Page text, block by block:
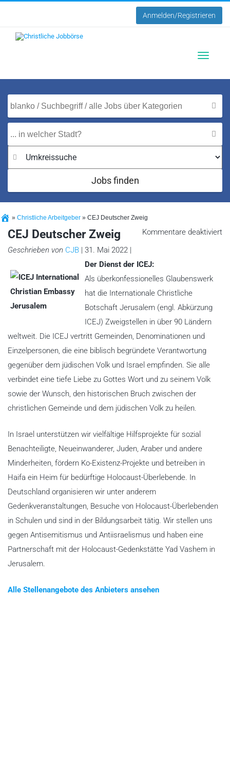
Anmelden/Registrieren
Jobs finden
» Christliche Arbeitgeber » CEJ Deutscher Zweig
Kommentare deaktiviert
CEJ Deutscher Zweig
Geschrieben von CJB | 31. Mai 2022 |
Der Dienst der ICEJ:
Als überkonfessionelles Glaubenswerk
hat die Internationale Christliche
Botschaft Jerusalem (engl. Abkürzung
ICEJ) Zweigstellen in über 90 Ländern
weltweit. Die ICEJ vertritt Gemeinden, Denominationen und
Einzelpersonen, die eine biblisch begründete Verantwortung
gegenüber dem jüdischen Volk und Israel empfinden. Sie alle
verbindet eine tiefe Liebe zu Gottes Wort und zu seinem Volk
sowie der Wunsch, den historischen Bruch zwischen der
christlichen Gemeinde und dem jüdischen Volk zu heilen.
In Israel unterstützen wir vielfältige Hilfsprojekte für sozial
Benachteiligte, Neueinwanderer, Juden, Araber und andere
Minderheiten, fördern Ko-Existenz-Projekte und betreiben in
Haifa ein Heim für bedürftige Holocaust-Überlebende. In
Deutschland organisieren wir unter anderem
Gedenkveranstaltungen, Besuche von Holocaust-Überlebenden
in Schulen und sind in der Bildungsarbeit tätig. Wir stellen uns
gegen Antisemitismus und Antiisraelismus und haben eine
Partnerschaft mit der Holocaust-Gedenkstätte Yad Vashem in
Jerusalem.
Alle Stellenangebote des Anbieters ansehen